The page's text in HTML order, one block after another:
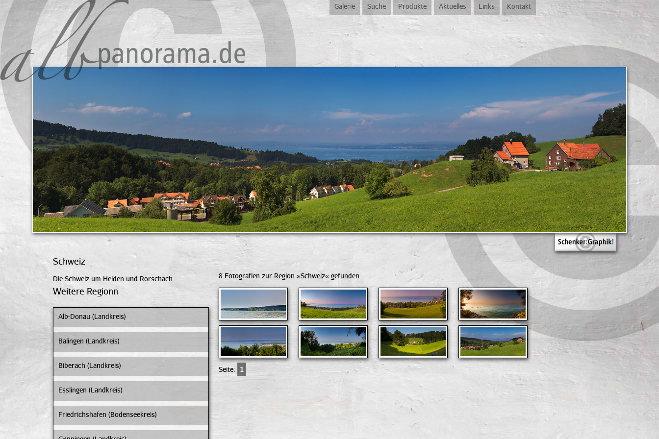
Galerie Suche Produkte Aktuelles Links Kontakt
Schweiz
Die Schweiz um Heiden und Rorschach.
Weitere Regionn
Alb-Donau (Landkreis)
Balingen (Landkreis)
Biberach (Landkreis)
Esslingen (Landkreis)
Friedrichshafen (Bodenseekreis)
8 Fotografien zur Region »Schweiz« gefunden
Seite: 1